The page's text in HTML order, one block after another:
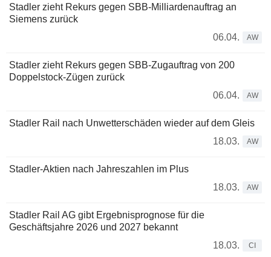
Stadler zieht Rekurs gegen SBB-Milliardenauftrag an
Siemens zurück
06.04.
AW
Stadler zieht Rekurs gegen SBB-Zugauftrag von 200
Doppelstock-Zügen zurück
06.04.
AW
Stadler Rail nach Unwetterschäden wieder auf dem Gleis
18.03.
AW
Stadler-Aktien nach Jahreszahlen im Plus
18.03.
AW
Stadler Rail AG gibt Ergebnisprognose für die
Geschäftsjahre 2026 und 2027 bekannt
18.03.
CI